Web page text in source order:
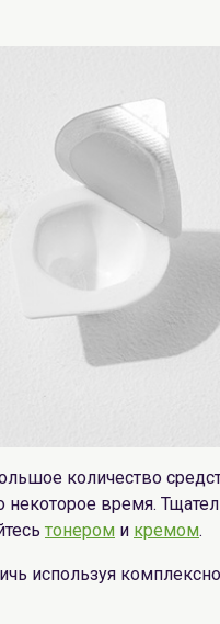
количество
время.
тонером и кремом.
используя